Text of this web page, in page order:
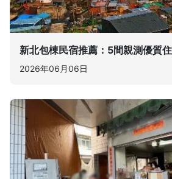
新北包棟民宿推薦：5間親測優質
2026年06月06日